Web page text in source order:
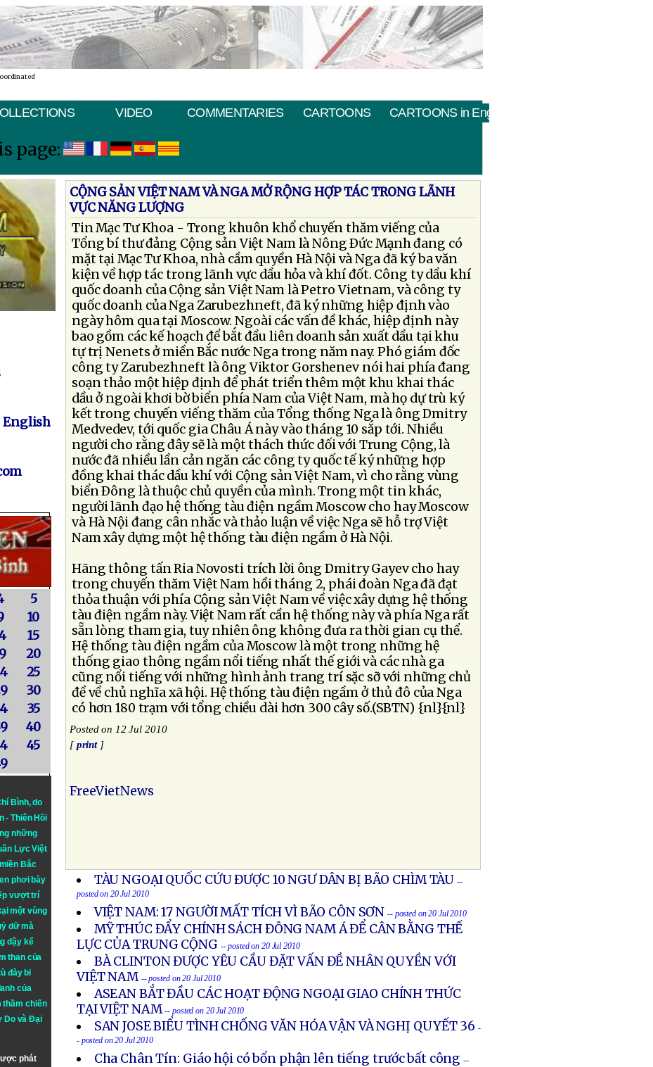
VIDEO COMMENTARIES CARTOONS CARTOONS in English
page:
English
5
10
15
20
25
30
35
40
45
Bình, do
- Thiên Hồi
những
Lực Việt
Bắc
phơi bày
vượt trí
một vùng
dữ mà
dậy kể
than của
đày bi
của
thầm chiến
DovàĐại
phát
CỘNG SẢN VIỆT NAM VÀ NGA MỞ RỘNG HỢP TÁC TRONG LÃNH
VỰC NĂNG LƯỢNG
Tin Mạc Tư Khoa - Trong khuôn khổ chuyến thăm viếng của
Tổng bí thư đảng Cộng sản Việt Nam là Nông Ðức Mạnh đang có
mặt tại Mạc Tư Khoa, nhà cầm quyền Hà Nội và Nga đã ký ba văn
kiện về hợp tác trong lãnh vực dầu hỏa và khí đốt. Công ty dầu khí
quốc doanh của Cộng sản Việt Nam là Petro Vietnam, và công ty
quốc doanh của Nga Zarubezhneft, đã ký những hiệp định vào
ngày hôm qua tại Moscow. Ngoài các vấn đề khác, hiệp định này
bao gồm các kế hoạch để bắt đầu liên doanh sản xuất dầu tại khu
tự trị Nenets ở miền Bắc nước Nga trong năm nay. Phó giám đốc
công ty Zarubezhneft là ông Viktor Gorshenev nói hai phía đang
soạn thảo một hiệp định để phát triển thêm một khu khai thác
dầu ở ngoài khơi bờ biển phía Nam của Việt Nam, mà họ dự trù ký
kết trong chuyến viếng thăm của Tổng thống Nga là ông Dmitry
Medvedev, tới quốc gia Châu Á này vào tháng 10 sắp tới. Nhiều
người cho rằng đây sẽ là một thách thức đối với Trung Cộng, là
nước đã nhiều lần cản ngăn các công ty quốc tế ký những hợp
đồng khai thác dầu khí với Cộng sản Việt Nam, vì cho rằng vùng
biển Ðông là thuộc chủ quyền của mình. Trong một tin khác,
người lãnh đạo hệ thống tàu điện ngầm Moscow cho hay Moscow
và Hà Nội đang cân nhắc và thảo luận về việc Nga sẽ hỗ trợ Việt
Nam xây dựng một hệ thống tàu điện ngầm ở Hà Nội.
Hãng thông tấn Ria Novosti trích lời ông Dmitry Gayev cho hay
trong chuyến thăm Việt Nam hồi tháng 2, phái đoàn Nga đã đạt
thỏa thuận với phía Cộng sản Việt Nam về việc xây dựng hệ thống
tàu điện ngầm này. Việt Nam rất cần hệ thống này và phía Nga rất
sẵn lòng tham gia, tuy nhiên ông không đưa ra thời gian cụ thể.
Hệ thống tàu điện ngầm của Moscow là một trong những hệ
thống giao thông ngầm nổi tiếng nhất thế giới và các nhà ga
cũng nổi tiếng với những hình ảnh trang trí sặc sỡ với những chủ
đề về chủ nghĩa xã hội. Hệ thống tàu điện ngầm ở thủ đô của Nga
có hơn 180 trạm với tổng chiều dài hơn 300 cây số.(SBTN) {nl}{nl}
Posted on 12 Jul 2010
[print]
FreeVietNews
TÀU NGOẠI QUỐC CỨU ĐƯỢC 10 NGƯ DÂN BỊ BÃO CHÌM TÀU --
posted on 20 Jul 2010
VIỆT NAM: 17 NGƯỜI MẤT TÍCH VÌ BÃO CÔN SƠN -- posted on 20 Jul 2010
MỸ THÚC ĐẨY CHÍNH SÁCH ĐÔNG NAM Á ĐỂ CÂN BẰNG THẾ
LỰC CỦA TRUNG CỘNG -- posted on 20 Jul 2010
BÀ CLINTON ĐƯỢC YÊU CẦU ĐẶT VẤN ĐỀ NHÂN QUYỀN VỚI
VIỆT NAM -- posted on 20 Jul 2010
ASEAN BẮT ĐẦU CÁC HOẠT ĐỘNG NGOẠI GIAO CHÍNH THỨC
TẠI VIỆT NAM-- posted on 20 Jul 2010
SAN JOSE BIỂU TÌNH CHỐNG VĂN HÓA VẬN VÀ NGHỊ QUYẾT 36 -
- posted on 20 Jul 2010
Cha Chân Tín: Giáo hội có bổn phận lên tiếng trước bất công --